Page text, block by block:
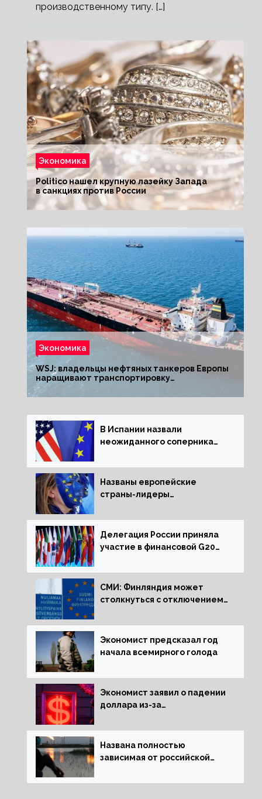
производственному типу. […]
Экономика
Politico нашел крупную лазейку Запада
в санкциях против России
Экономика
WSJ: владельцы нефтяных танкеров Европы
наращивают транспортировку
из РФ до санкций
В Испании назвали
неожиданного соперника
Названы европейские
страны-лидеры
активов
Делегация России приняла
участие в финансовой G20
СМИ: Финляндия может
столкнуться с отключением
Экономист предсказал год
начала всемирного голода
Экономист заявил о падении
доллара из-за
Названа полностью
зависимая от российской